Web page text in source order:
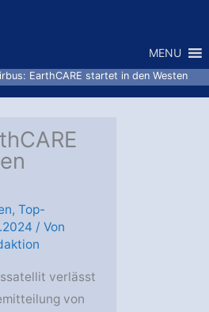
MENU
EarthCARE startet in den Westen
,Top-
/ Von
verlässt
von